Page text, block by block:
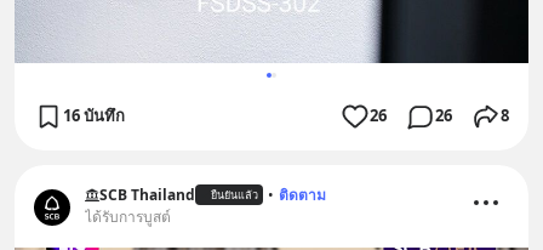
16 บันทึก 26 26 8
SCB Thailand ยืนยันแล้ว • ติดตาม
ได้รับการบูสต์